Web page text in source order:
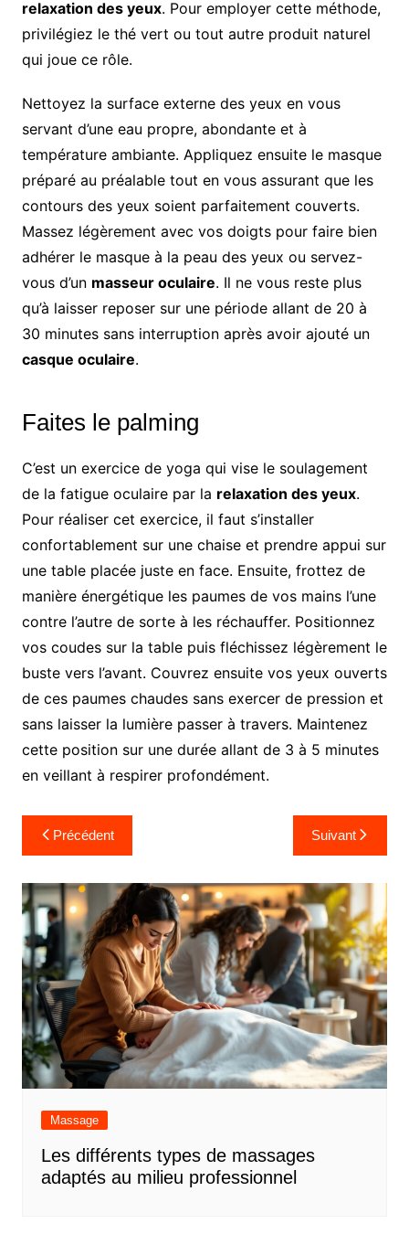
relaxation des yeux. Pour employer cette méthode,
privilégiez le thé vert ou tout autre produit naturel
qui joue ce rôle.
Nettoyez la surface externe des yeux en vous
servant d’une eau propre, abondante et à
température ambiante. Appliquez ensuite le masque
préparé au préalable tout en vous assurant que les
contours des yeux soient parfaitement couverts.
Massez légèrement avec vos doigts pour faire bien
adhérer le masque à la peau des yeux ou servez-
vous d’un masseur oculaire. Il ne vous reste plus
qu’à laisser reposer sur une période allant de 20 à
30 minutes sans interruption après avoir ajouté un
casque oculaire.
Faites le palming
C’est un exercice de yoga qui vise le soulagement
de la fatigue oculaire par la relaxation des yeux.
Pour réaliser cet exercice, il faut s’installer
confortablement sur une chaise et prendre appui sur
une table placée juste en face. Ensuite, frottez de
manière énergétique les paumes de vos mains l’une
contre l’autre de sorte à les réchauffer. Positionnez
vos coudes sur la table puis fléchissez légèrement le
buste vers l’avant. Couvrez ensuite vos yeux ouverts
de ces paumes chaudes sans exercer de pression et
sans laisser la lumière passer à travers. Maintenez
cette position sur une durée allant de 3 à 5 minutes
en veillant à respirer profondément.
Navigation
de
l’article
Précédent Suivant
Massage
Les différents types de massages
adaptés au milieu professionnel